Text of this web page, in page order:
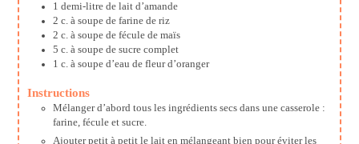
1 demi-litre de lait d’amande
2 c. à soupe de farine de riz
2 c. à soupe de fécule de maïs
5c. à soupe de sucre complet
1 c. à soupe d’eau de fleur d’oranger
Instructions
Mélanger d’abord tous les ingrédients secs dans une casserole :
farine, fécule et sucre.
Ajouter petit à petit le lait en mélangeant bien pour éviter les